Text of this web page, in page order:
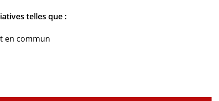
telles que :
en commun